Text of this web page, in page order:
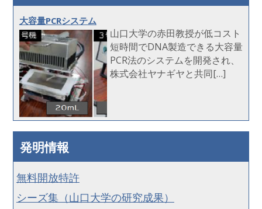
大容量PCRシステム
山口大学の赤田教授が低コスト
短時間でDNA製造できる大容量
PCR法のシステムを開発され、
株式会社ヤナギヤと共同[…]
発明情報
無料開放特許
シーズ集（山口大学の研究成果）